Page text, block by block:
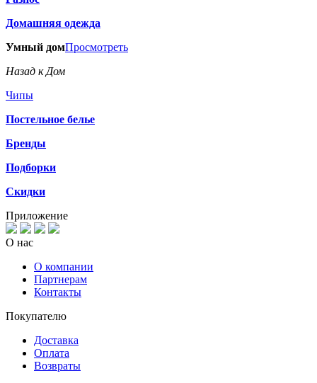
Домашняя одежда
Умный домПросмотреть
Назад к Дом
Чипы
Постельное белье
Бренды
Подборки
Скидки
Приложение
О нас
О компании
Партнерам
Контакты
Покупателю
Доставка
Оплата
Возвраты